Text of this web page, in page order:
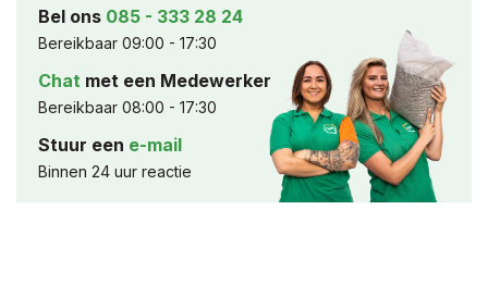
Bel ons 085 - 333 28 24
Bereikbaar 09:00 - 17:30
Chat met een Medewerker
Bereikbaar 08:00 - 17:30
Stuur een e-mail
Binnen 24 uur reactie